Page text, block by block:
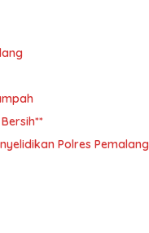
Polres Pemalang